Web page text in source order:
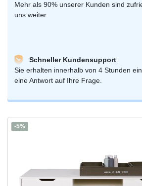
Mehr als 90% unserer Kunden sind
uns weiter.
Schneller Kundensupport
Sie erhalten innerhalb von 4 Stunden
eine Antwort auf Ihre Frage.
-5%